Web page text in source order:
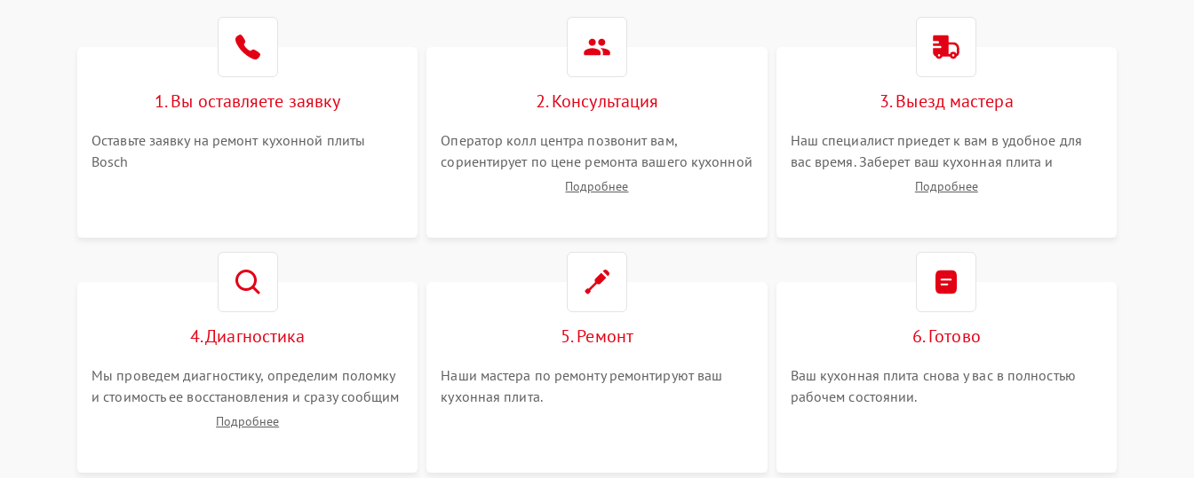
1. Вы оставляете заявку
Оставьте заявку на ремонт кухонной плиты
Bosch
2. Консультация
Оператор колл центра позвонит вам,
сориентирует по цене ремонта вашего кухонной
плиты а также ответит на все ваши вопросы.
Подробнее
3. Выезд мастера
Наш специалист приедет к вам в удобное для
вас время. Заберет ваш кухонная плита и
привезет на склад для диагностики.
Подробнее
4. Диагностика
Мы проведем диагностику, определим поломку
и стоимость ее восстановления и сразу сообщим
вам о сроках ее починки
Подробнее
5. Ремонт
Наши мастера по ремонту ремонтируют ваш
кухонная плита.
6. Готово
Ваш кухонная плита снова у вас в полностью
рабочем состоянии.